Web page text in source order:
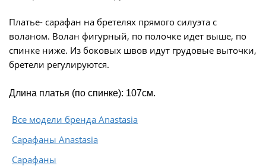
Платье- сарафан на бретелях прямого силуэта с
воланом. Волан фигурный, по полочке идет выше, по
спинке ниже. Из боковых швов идут грудовые выточки,
бретели регулируются.
Длина платья (по спинке): 107см.
Все модели бренда Anastasia
Сарафаны Anastasia
Сарафаны